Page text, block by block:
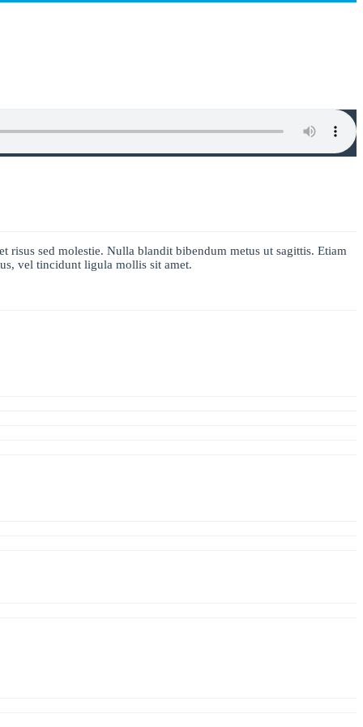
risus sed molestie. Nulla blandit bibendum metus ut sagittis. Etiam
vel tincidunt ligula mollis sit amet.